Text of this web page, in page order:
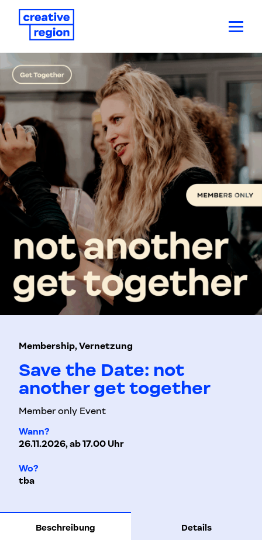
Membership, Vernetzung
Save the Date: not
another get together
Member only Event
Wann?
26.11.2026, ab 17.00 Uhr
Wo?
tba
Beschreibung Details